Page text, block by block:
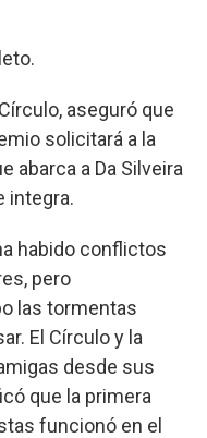
aseguró que
solicitará a la
abarca a Da Silveira
integra.
habido conflictos
pero
las tormentas
El Círculo y la
desde sus
que la primera
funcionó en el